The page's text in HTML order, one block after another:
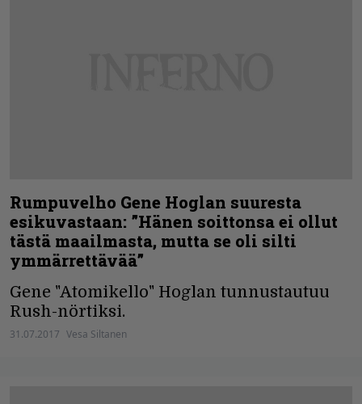
Rumpuvelho Gene Hoglan suuresta
esikuvastaan: ”Hänen soittonsa ei ollut
tästä maailmasta, mutta se oli silti
ymmärrettävää”
Gene "Atomikello" Hoglan tunnustautuu
Rush-nörtiksi.
31.07.2017 Vesa Siltanen